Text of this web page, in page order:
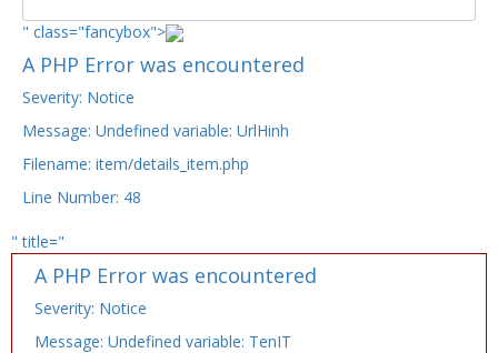
" class="fancybox">
A PHP Error was encountered
Severity: Notice
Message: Undefined variable: UrlHinh
Filename: item/details_item.php
Line Number: 48
" title="
A PHP Error was encountered
Severity: Notice
Message: Undefined variable: TenIT